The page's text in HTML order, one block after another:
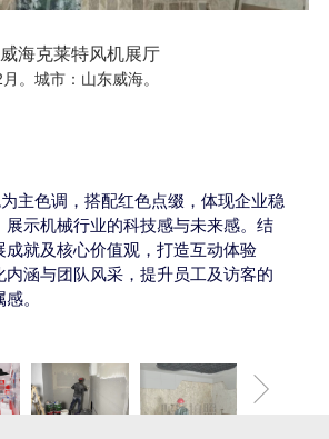
威海克莱特风机展厅
。城市：山东威海。
主色调，搭配红色点缀，体现企业稳
展示机械行业的科技感与未来感。结
成就及核心价值观，打造互动体验
内涵与团队风采，提升员工及访客的
。